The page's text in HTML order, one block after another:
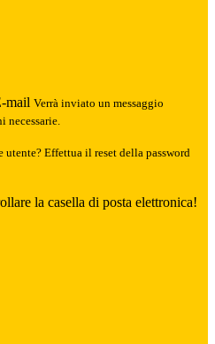
mail Verrà inviato un messaggio
necessarie.
utente? Effettua il reset della password
la casella di posta elettronica!